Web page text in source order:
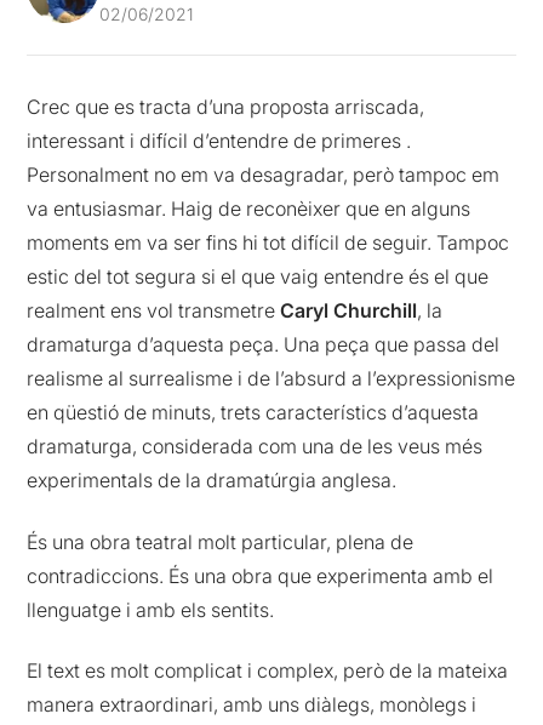
02/06/2021
Crec que es tracta d’una proposta arriscada,
interessant i difícil d’entendre de primeres .
Personalment no em va desagradar, però tampoc em
va entusiasmar. Haig de reconèixer que en alguns
moments em va ser fins hi tot difícil de seguir. Tampoc
estic del tot segura si el que vaig entendre és el que
realment ens vol transmetreCaryl Churchill, la
dramaturga d’aquesta peça. Una peça que passa del
realisme al surrealisme i de l’absurd a l’expressionisme
en qüestió de minuts, trets característics d’aquesta
dramaturga, considerada com una de les veus més
experimentals de la dramatúrgia anglesa.
És una obra teatral molt particular, plena de
contradiccions. És una obra que experimenta amb el
llenguatge i amb els sentits.
El text es molt complicat i complex, però de la mateixa
manera extraordinari, amb uns diàlegs, monòlegs i